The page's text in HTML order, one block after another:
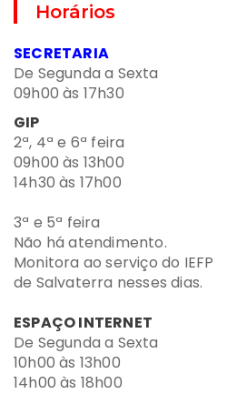
Horários
SECRETARIA
De Segunda a Sexta
09h00 às 17h30
GIP
2ª, 4ª e 6ª feira
09h00 às 13h00
14h30 às 17h00
3ª e 5ª feira
Não há atendimento.
Monitora ao serviço do IEFP
de Salvaterra nesses dias.
ESPAÇO INTERNET
De Segunda a Sexta
10h00 às 13h00
14h00 às 18h00